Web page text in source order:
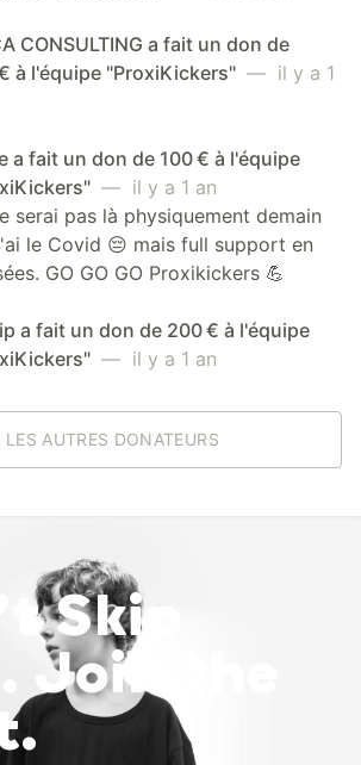
CONSULTING a fait un don de
à l'équipe "ProxiKickers" — il y a 1
a fait un don de 100 € à l'équipe
— il y a 1 an
serai pas là physiquement demain
le Covid 😔 mais full support en
GO GO GO Proxikickers 💪
a fait un don de 200 € à l'équipe
— il y a 1 an
LES AUTRES DONATEURS
Skip
Join the